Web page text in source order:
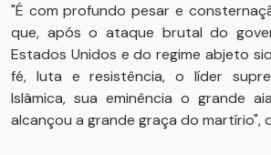
"É com profundo pesar e
que, após o ataque brutal do
Estados Unidos e do regime abjeto
fé, luta e resistência, o líder
Islâmica, sua eminência o grande
alcançou a grande graça do martírio",